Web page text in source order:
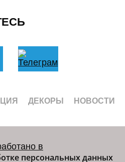
ДЕКОРЫ НОВОСТИ
персональных данных
в